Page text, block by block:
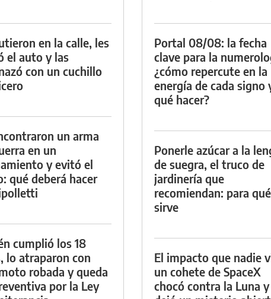
en la calle, les
el auto y las
con un cuchillo
un arma
en un
y evitó el
qué deberá hacer
cumplió los 18
lo atraparon con
robada y queda
por la Ley
Portal 08/08: la fecha
clave para la
¿cómo repercute en la
energía de cada signo
qué hacer?
Ponerle azúcar a la
de suegra, el truco de
jardinería que
recomiendan: para qué
sirve
El impacto que nadie
un cohete de SpaceX
chocó contra la Luna y